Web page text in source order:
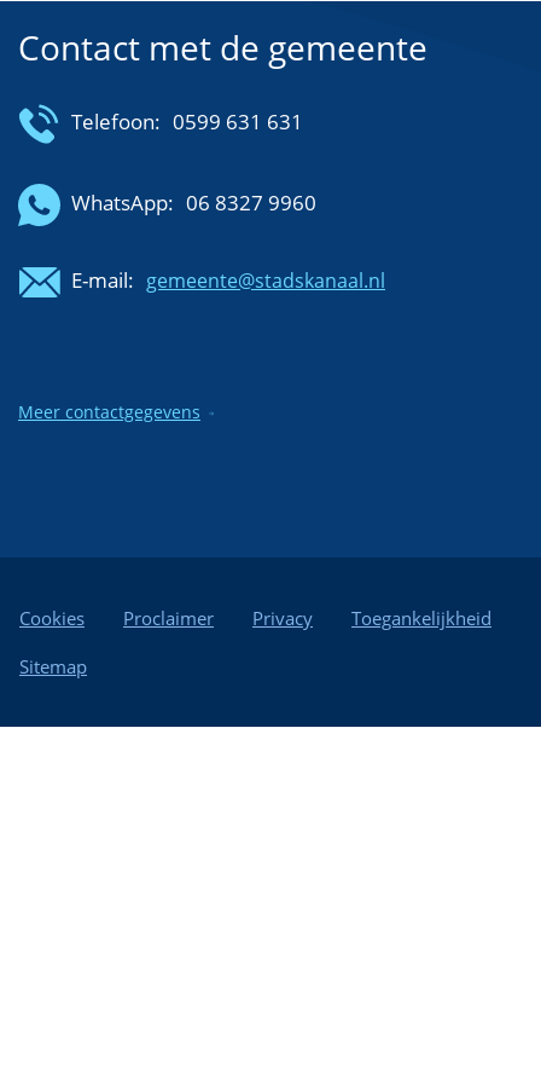
Contact met de gemeente
Telefoon: 0599 631 631
WhatsApp: 06 8327 9960
E-mail: gemeente@stadskanaal.nl
Meer contactgegevens
Cookies Proclaimer Privacy
Toegankelijkheid
Sitemap